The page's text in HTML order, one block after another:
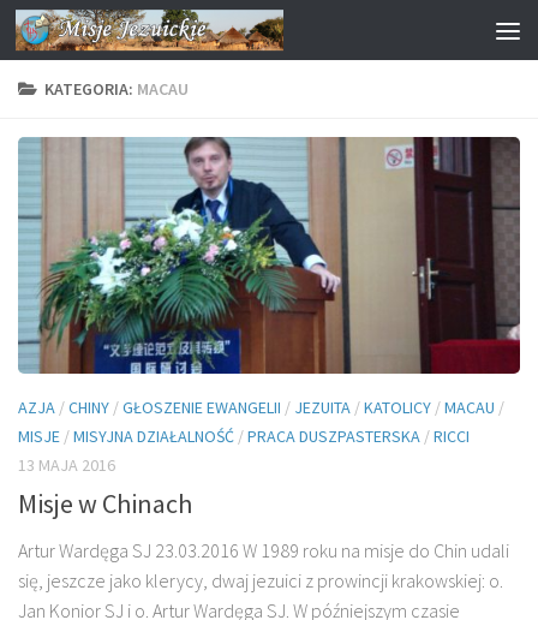
Przejdź do treści
KATEGORIA: MACAU
AZJA /CHINY /GŁOSZENIE EWANGELII / JEZUITA /KATOLICY /MACAU /
MISJE /MISYJNA DZIAŁALNOŚĆ /PRACA DUSZPASTERSKA /RICCI
13 MAJA 2016
Misje w Chinach
Artur Wardęga SJ 23.03.2016 W 1989 roku na misje do Chin udali
się, jeszcze jako klerycy, dwaj jezuici z prowincji krakowskiej: o.
Jan Konior SJ i o. Artur Wardęga SJ. W późniejszym czasie